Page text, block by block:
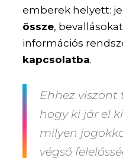
emberek helyett:
össze, bevallásokat
információs
kapcsolatba.
Ehhez
hogy ki jár el
milyen
végső